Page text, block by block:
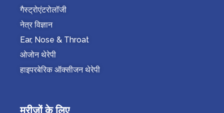
गैस्ट्रोएंटरोलॉजी
नेत्र विज्ञान
Ear, Nose & Throat
ओजोन थेरेपी
हाइपरबेरिक ऑक्सीजन थेरेपी
मरीजों के लिए